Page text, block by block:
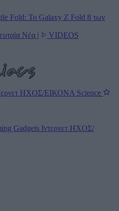
Fold: Το Galaxy Z Fold 8 των
Νέα | VIDEOS
ΗΧΟΣ/ΕΙΚΟΝΑ Science
Gadgets Ιντερνετ ΗΧΟΣ/